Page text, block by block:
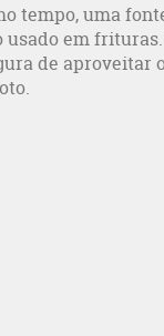
tempo, uma
em
de aproveitar